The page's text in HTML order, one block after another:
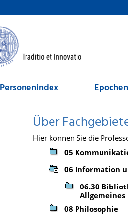
Personenindex
Über
Hier können Sie die
05
06 Information
06.30
Allgemeines
08 Philosophie